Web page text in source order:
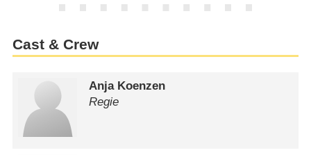
Cast & Crew
Anja Koenzen
Regie